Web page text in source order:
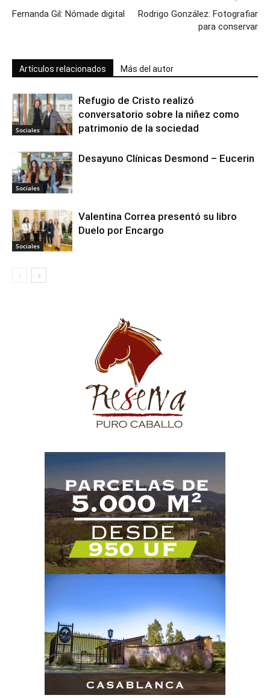
Fernanda Gil: Nómade digital
Rodrigo González: Fotografiar
para conservar
Artículos relacionados Más del autor
Sociales
Refugio de Cristo realizó
conversatorio sobre la niñez como
patrimonio de la sociedad
Sociales
Desayuno Clínicas Desmond – Eucerin
Sociales
Valentina Correa presentó su libro
Duelo por Encargo